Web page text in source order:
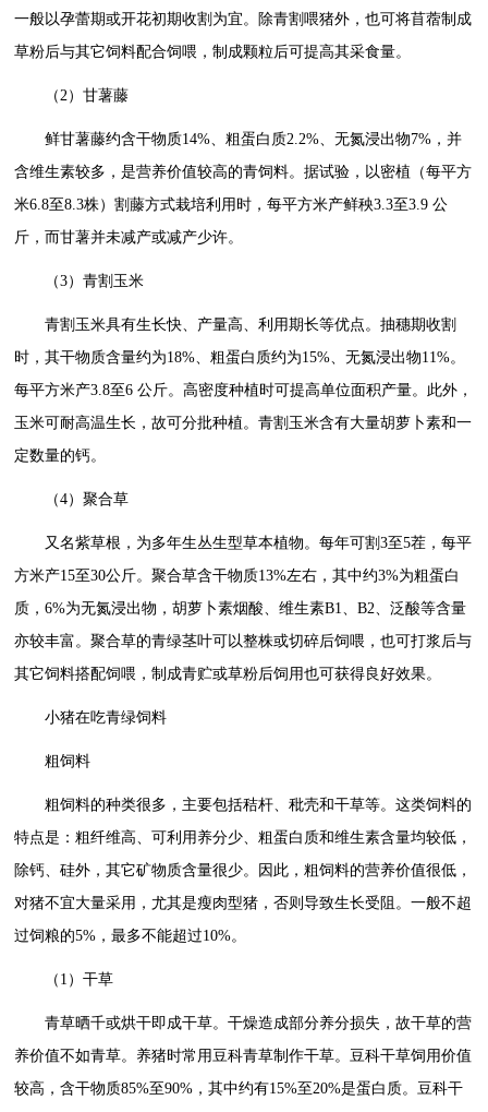
一般以孕蕾期或开花初期收割为宜。除青割喂猪外，也可将苜蓿制成
草粉后与其它饲料配合饲喂，制成颗粒后可提高其采食量。
（2）甘薯藤
鲜甘薯藤约含干物质14%、粗蛋白质2.2%、无氮浸出物7%，并
含维生素较多，是营养价值较高的青饲料。据试验，以密植（每平方
米6.8至8.3株）割藤方式栽培利用时，每平方米产鲜秧3.3至3.9 公
斤，而甘薯并未减产或减产少许。
（3）青割玉米
青割玉米具有生长快、产量高、利用期长等优点。抽穗期收割
时，其干物质含量约为18%、粗蛋白质约为15%、无氮浸出物11%。
每平方米产3.8至6 公斤。高密度种植时可提高单位面积产量。此外，
玉米可耐高温生长，故可分批种植。青割玉米含有大量胡萝卜素和一
定数量的钙。
（4）聚合草
又名紫草根，为多年生丛生型草本植物。每年可割3至5茬，每平
方米产15至30公斤。聚合草含干物质13%左右，其中约3%为粗蛋白
质，6%为无氮浸出物，胡萝卜素烟酸、维生素B1、B2、泛酸等含量
亦较丰富。聚合草的青绿茎叶可以整株或切碎后饲喂，也可打浆后与
其它饲料搭配饲喂，制成青贮或草粉后饲用也可获得良好效果。
小猪在吃青绿饲料
粗饲料
粗饲料的种类很多，主要包括秸杆、秕壳和干草等。这类饲料的
特点是：粗纤维高、可利用养分少、粗蛋白质和维生素含量均较低，
除钙、硅外，其它矿物质含量很少。因此，粗饲料的营养价值很低，
对猪不宜大量采用，尤其是瘦肉型猪，否则导致生长受阻。一般不超
过饲粮的5%，最多不能超过10%。
（1）干草
青草晒千或烘干即成干草。干燥造成部分养分损失，故干草的营
养价值不如青草。养猪时常用豆科青草制作干草。豆科干草饲用价值
较高，含干物质85%至90%，其中约有15%至20%是蛋白质。豆科干